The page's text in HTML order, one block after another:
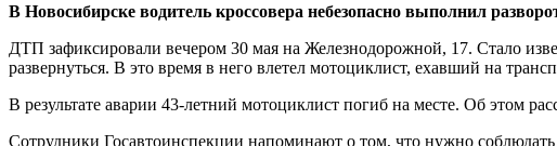
В Новосибирске водитель кроссовера небезопасно выполнил
ДТП зафиксировали вечером 30 мая на Железнодорожной, 17. Стало
развернуться. В это время в него влетел мотоциклист, ехавший на
В результате аварии 43-летний мотоциклист погиб на месте. Об этом
Сотрудники Госавтоинспекции напоминают о том, что нужно